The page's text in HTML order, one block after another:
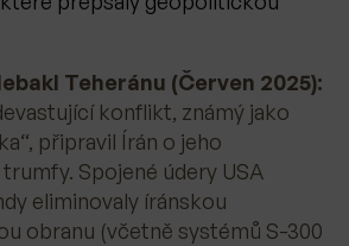
Teheránu (Červen 2025):
konflikt, známý jako
připravil Írán o jeho
Spojené údery USA
eliminovaly íránskou
obranu (včetně systémů S-300